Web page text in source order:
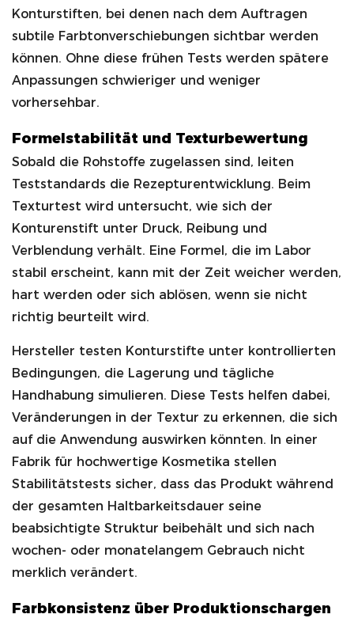
Konturstiften, bei denen nach dem Auftragen
subtile Farbtonverschiebungen sichtbar werden
können. Ohne diese frühen Tests werden spätere
Anpassungen schwieriger und weniger
vorhersehbar.
Formelstabilität und Texturbewertung
Sobald die Rohstoffe zugelassen sind, leiten
Teststandards die Rezepturentwicklung. Beim
Texturtest wird untersucht, wie sich der
Konturenstift unter Druck, Reibung und
Verblendung verhält. Eine Formel, die im Labor
stabil erscheint, kann mit der Zeit weicher werden,
hart werden oder sich ablösen, wenn sie nicht
richtig beurteilt wird.
Hersteller testen Konturstifte unter kontrollierten
Bedingungen, die Lagerung und tägliche
Handhabung simulieren. Diese Tests helfen dabei,
Veränderungen in der Textur zu erkennen, die sich
auf die Anwendung auswirken könnten. In einer
Fabrik für hochwertige Kosmetika stellen
Stabilitätstests sicher, dass das Produkt während
der gesamten Haltbarkeitsdauer seine
beabsichtigte Struktur beibehält und sich nach
wochen- oder monatelangem Gebrauch nicht
merklich verändert.
Farbkonsistenz über Produktionschargen